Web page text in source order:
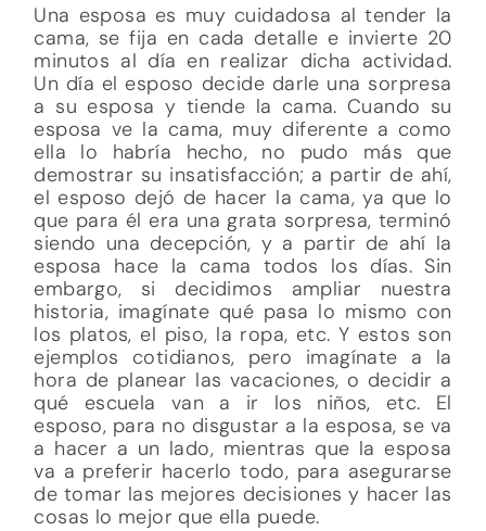
Una esposa es muy cuidadosa al tender la
cama, se fija en cada detalle e invierte 20
minutos al día en realizar dicha actividad.
Un día el esposo decide darle una sorpresa
a su esposa y tiende la cama. Cuando su
esposa ve la cama, muy diferente a como
ella lo habría hecho, no pudo más que
demostrar su insatisfacción; a partir de ahí,
el esposo dejó de hacer la cama, ya que lo
que para él era una grata sorpresa, terminó
siendo una decepción, y a partir de ahí la
esposa hace la cama todos los días. Sin
embargo, si decidimos ampliar nuestra
historia, imagínate qué pasa lo mismo con
los platos, el piso, la ropa, etc. Y estos son
ejemplos cotidianos, pero imagínate a la
hora de planear las vacaciones, o decidir a
qué escuela van a ir los niños, etc. El
esposo, para no disgustar a la esposa, se va
a hacer a un lado, mientras que la esposa
va a preferir hacerlo todo, para asegurarse
de tomar las mejores decisiones y hacer las
cosas lo mejor que ella puede.